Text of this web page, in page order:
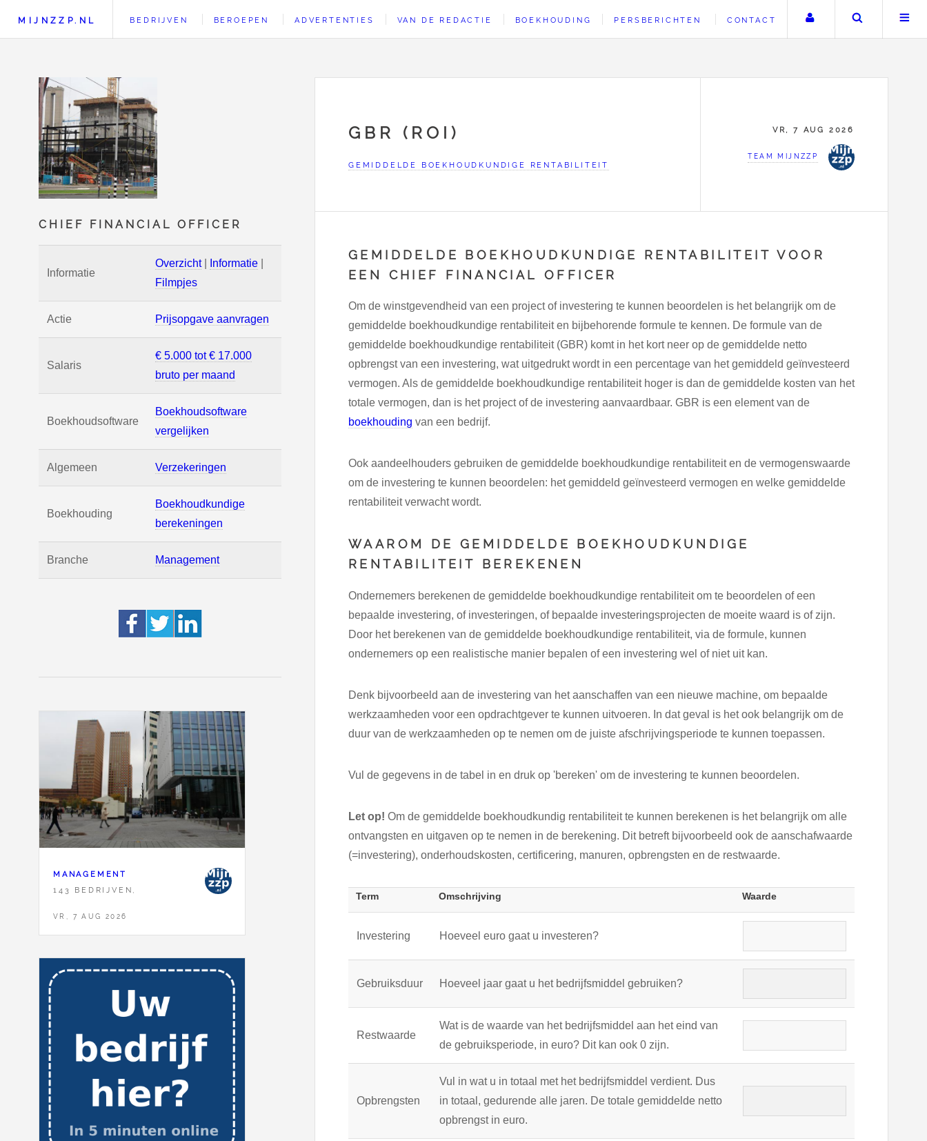
CHIEF FINANCIAL OFFICER
Informatie
Overzicht| Informatie
Filmpjes
Actie Prijsopgave aanvragen
Salaris
€ 5.000 tot € 17.000
bruto per maand
Boekhoudsoftware
Boekhoudsoftware
vergelijken
Algemeen Verzekeringen
Boekhouding
Boekhoudkundige
berekeningen
Branche Management
MANAGEMENT
143 BEDRIJVEN,
VR, 7 AUG 2026
MIJNZZP.NL BEDRIJVEN BEROEPEN ADVERTENTIES VAN DE REDACTIE BOEKHOUDING PERSBERICHTEN CONTACT Uw accountZoeken
GBR (ROI)
GEMIDDELDE BOEKHOUDKUNDIGE RENTABILITEIT
VR, 7 AUG 2026
TEAM MIJNZZP
GEMIDDELDE BOEKHOUDKUNDIGE RENTABILITEIT VOOR
EEN CHIEF FINANCIAL OFFICER
Om de winstgevendheid van een project of investering te kunnen beoordelen is het belangrijk om de
gemiddelde boekhoudkundige rentabiliteit en bijbehorende formule te kennen. De formule van de
gemiddelde boekhoudkundige rentabiliteit (GBR) komt in het kort neer op de gemiddelde netto
opbrengst van een investering, wat uitgedrukt wordt in een percentage van het gemiddeld geïnvesteerd
vermogen. Als de gemiddelde boekhoudkundige rentabiliteit hoger is dan de gemiddelde kosten van het
totale vermogen, dan is het project of de investering aanvaardbaar. GBR is een element van de
boekhouding van een bedrijf.
Ook aandeelhouders gebruiken de gemiddelde boekhoudkundige rentabiliteit en de vermogenswaarde
om de investering te kunnen beoordelen: het gemiddeld geïnvesteerd vermogen en welke gemiddelde
rentabiliteit verwacht wordt.
WAAROM DE GEMIDDELDE BOEKHOUDKUNDIGE
RENTABILITEIT BEREKENEN
Ondernemers berekenen de gemiddelde boekhoudkundige rentabiliteit om te beoordelen of een
bepaalde investering, of investeringen, of bepaalde investeringsprojecten de moeite waard is of zijn.
Door het berekenen van de gemiddelde boekhoudkundige rentabiliteit, via de formule, kunnen
ondernemers op een realistische manier bepalen of een investering wel of niet uit kan.
Denk bijvoorbeeld aan de investering van het aanschaffen van een nieuwe machine, om bepaalde
werkzaamheden voor een opdrachtgever te kunnen uitvoeren. In dat geval is het ook belangrijk om de
duur van de werkzaamheden op te nemen om de juiste afschrijvingsperiode te kunnen toepassen.
Vul de gegevens in de tabel in en druk op 'bereken' om de investering te kunnen beoordelen.
Let op! Om de gemiddelde boekhoudkundig rentabiliteit te kunnen berekenen is het belangrijk om alle
ontvangsten en uitgaven op te nemen in de berekening. Dit betreft bijvoorbeeld ook de aanschafwaarde
(=investering), onderhoudskosten, certificering, manuren, opbrengsten en de restwaarde.
Term Omschrijving Waarde
Investering Hoeveel euro gaat u investeren?
Gebruiksduur Hoeveel jaar gaat u het bedrijfsmiddel gebruiken?
Restwaarde
Wat is de waarde van het bedrijfsmiddel aan het eind van
de gebruiksperiode, in euro? Dit kan ook 0 zijn.
Opbrengsten
Vul in wat u in totaal met het bedrijfsmiddel verdient. Dus
in totaal, gedurende alle jaren. De totale gemiddelde netto
opbrengst in euro.